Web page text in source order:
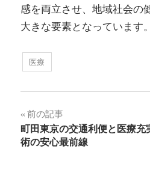
感を両立させ、地域社会の
大きな要素となっています。
医療
投
稿
前の記事
町田東京の交通利便と医療充
術の安心最前線